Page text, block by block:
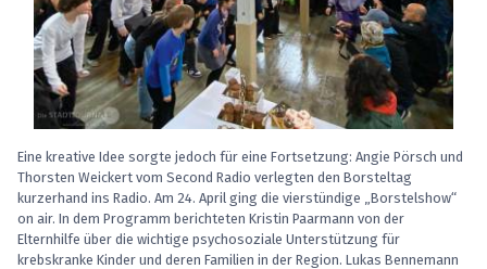
Eine kreative Idee sorgte jedoch für eine Fortsetzung: Angie Pörsch und
Thorsten Weickert vom Second Radio verlegten den Borsteltag
kurzerhand ins Radio. Am 24. April ging die vierstündige „Borstelshow“
on air. In dem Programm berichteten Kristin Paarmann von der
Elternhilfe über die wichtige psychosoziale Unterstützung für
krebskranke Kinder und deren Familien in der Region. Lukas Bennemann